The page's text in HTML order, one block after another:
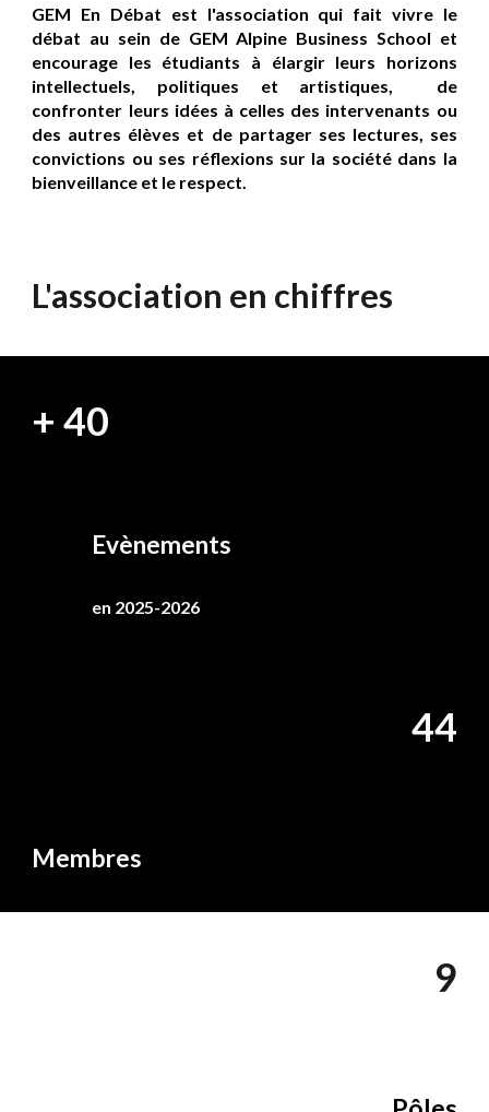
GEM En Débat est l'association qui fait vivre le
débat au sein de GEM Alpine Business School et
encourage les étudiants à élargir leurs horizons
intellectuels, politiques et artistiques
de
confronter leurs idées à celles des intervenants ou
des autres élèves et de partager ses lectures, ses
convictions ou ses réflexions sur la société dans la
bienveillance et le respect.
L'association en chiffres
+40
Evènements
en 2025-2026
44
Membres
9